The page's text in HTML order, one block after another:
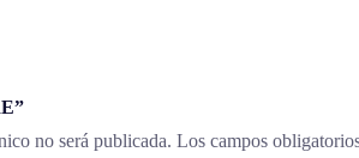
no será publicada. Los campos